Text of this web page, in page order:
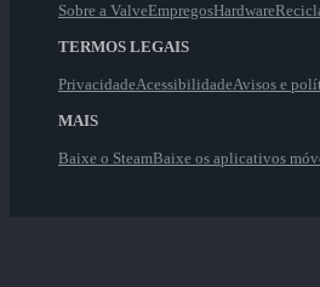
Sobre a ValveEmpregosHardware
TERMOS LEGAIS
PrivacidadeAcessibilidadeAvisos e
MAIS
Baixe o SteamBaixe os aplicativos